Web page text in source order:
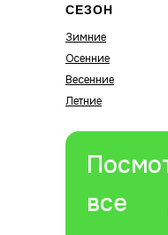
СЕЗОН
Зимние
Осенние
Весенние
Летние
все